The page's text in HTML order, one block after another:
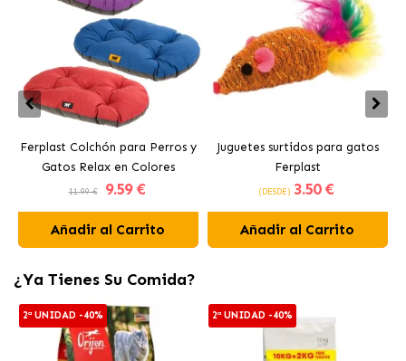
Ferplast Colchón para Perros y
Gatos Relax en Colores
Surtidos
11.99 € 9.59 €
Añadir al Carrito
Juguetes surtidos para gatos
Ferplast
(DESDE) 3.50 €
Añadir al Carrito
¿Ya Tienes Su Comida?
2ª UNIDAD -40% 2ª UNIDAD -40%